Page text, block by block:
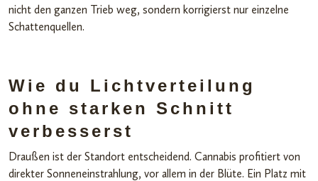
nicht den ganzen Trieb weg, sondern korrigierst nur einzelne
Schattenquellen.
Wie du Lichtverteilung
ohne starken Schnitt
verbesserst
Draußen ist der Standort entscheidend. Cannabis profitiert von
direkter Sonneneinstrahlung, vor allem in der Blüte. Ein Platz mit